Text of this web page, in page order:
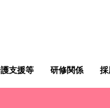
支援等 研修関係 採